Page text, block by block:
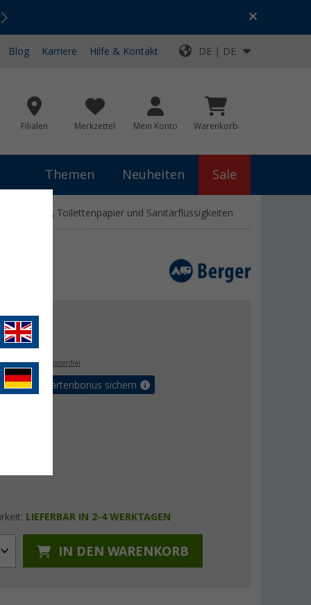
Top-Deals für dein Abenteuer!
Blog Karriere Hilfe & Kontakt DE | DE
Filialen Merkzettel Mein Konto Warenkorb
Themen Neuheiten Sale
Toilettenpapier und Sanitärflüssigkeiten
€
versandkostenfrei
Vorteilskartenbonus sichern
LIEFERBAR IN 2-4 WERKTAGEN
IN DEN WARENKORB